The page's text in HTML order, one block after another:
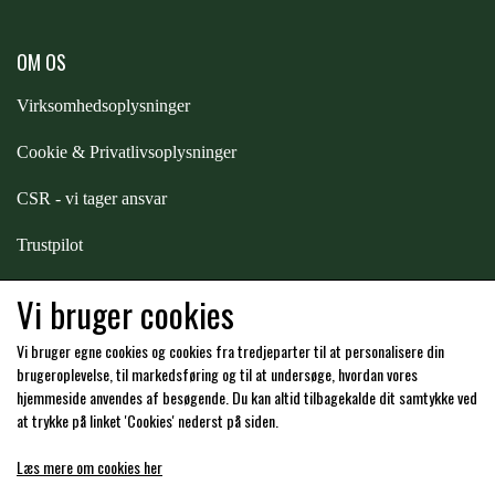
OM OS
Virksomhedsoplysninger
Cookie & Privatlivsoplysninger
CSR - vi tager ansvar
Trustpilot
Hos os kan du betale med:
Vi bruger cookies
Vi bruger egne cookies og cookies fra tredjeparter til at personalisere din
brugeroplevelse, til markedsføring og til at undersøge, hvordan vores
hjemmeside anvendes af besøgende. Du kan altid tilbagekalde dit samtykke ved
at trykke på linket 'Cookies' nederst på siden.
Læs mere om cookies her